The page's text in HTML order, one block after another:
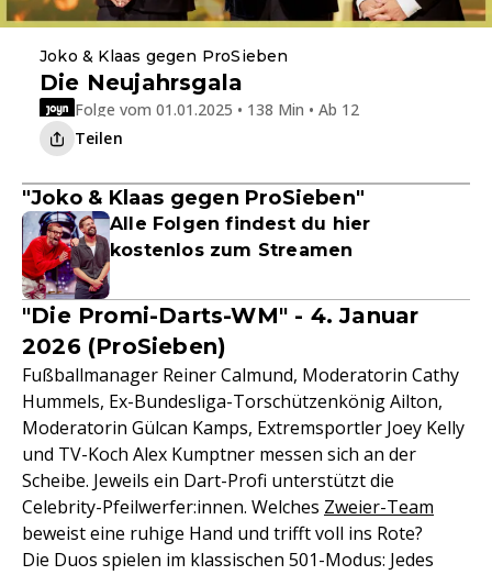
Joko & Klaas gegen ProSieben
Die Neujahrsgala
Folge vom 01.01.2025 • 138 Min • Ab 12
Teilen
"Joko & Klaas gegen ProSieben"
Alle Folgen findest du hier
kostenlos zum Streamen
"Die Promi-Darts-WM" - 4. Januar
2026 (ProSieben)
Fußballmanager Reiner Calmund, Moderatorin Cathy
Hummels, Ex-Bundesliga-Torschützenkönig Ailton,
Moderatorin Gülcan Kamps, Extremsportler Joey Kelly
und TV-Koch Alex Kumptner messen sich an der
Scheibe. Jeweils ein Dart-Profi unterstützt die
Celebrity-Pfeilwerfer:innen. Welches Zweier-Team
beweist eine ruhige Hand und trifft voll ins Rote?
Die Duos spielen im klassischen 501-Modus: Jedes